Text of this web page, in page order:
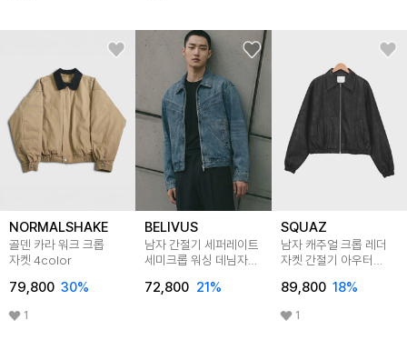
NORMALSHAKE
골덴 카라 워크 크롭
자켓 4color
79,800 30%
1
BELIVUS
남자 간절기 세퍼레이트
세미크롭 워싱 데님자켓
72,800 21%
SQUAZ
남자 캐주얼 크롭 레더
자켓 간절기 아우터
89,800 18%
1